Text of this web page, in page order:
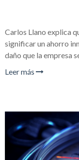
Carlos Llano explica
significar un ahorro
daño que la empresa
Leer más